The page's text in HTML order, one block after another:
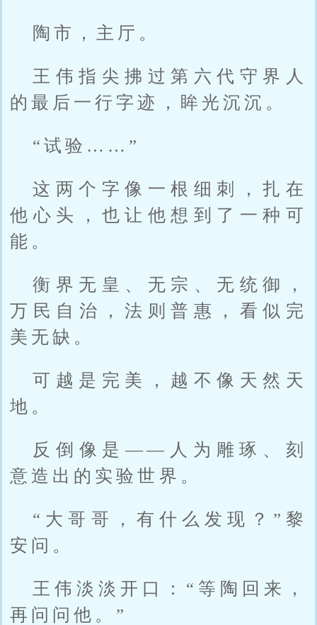
陶市，主厅。
王伟指尖拂过第六代守界人
的最后一行字迹，眸光沉沉。
“试验……”
这两个字像一根细刺，扎在
他心头，也让他想到了一种可
能。
衡界无皇、无宗、无统御，
万民自治，法则普惠，看似完
美无缺。
可越是完美，越不像天然天
地。
反倒像是——人为雕琢、刻
意造出的实验世界。
“大哥哥，有什么发现？”黎
安问。
王伟淡淡开口：“等陶回来，
再问问他。”